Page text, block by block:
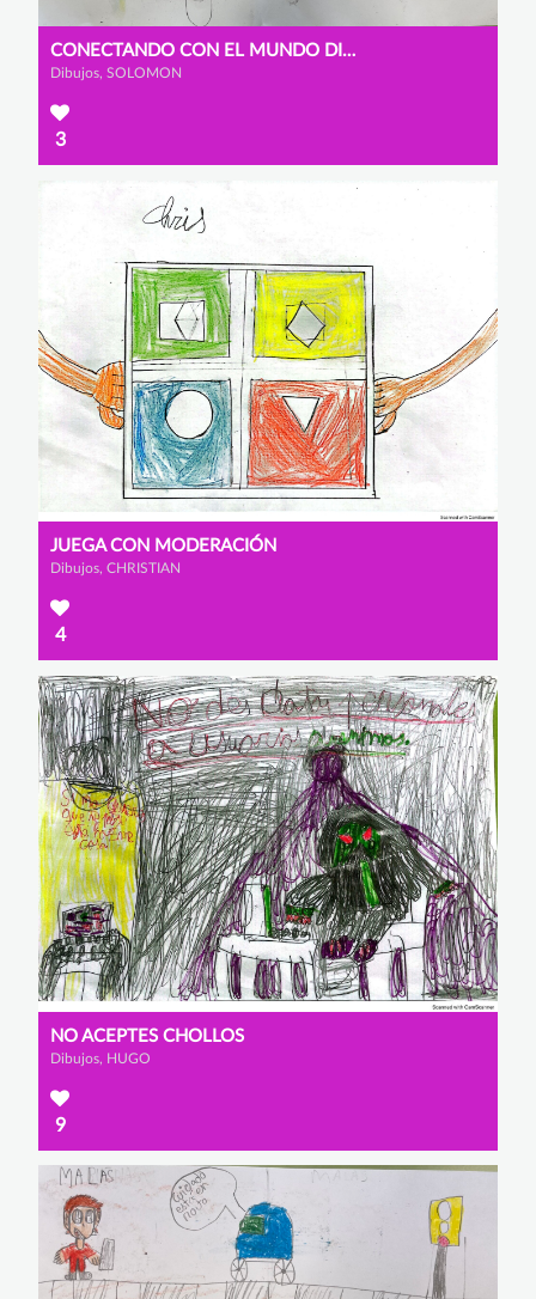
CONECTANDO CON EL MUNDO DIGITAL
Dibujos, SOLOMON
3
JUEGA CON MODERACIÓN
Dibujos, CHRISTIAN
4
NO ACEPTES CHOLLOS
Dibujos, HUGO
9